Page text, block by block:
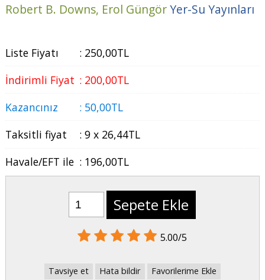
Robert B. Downs, Erol GüngörYer-Su Yayınları
Liste Fiyatı : 250,00TL
İndirimli Fiyat : 200,00TL
Kazancınız
: 50,00TL
Taksitli fiyat
: 9 x 26,44TL
Havale/EFT ile : 196,00TL
Sepete Ekle
5.00/5
Tavsiye et Hata bildir Favorilerime Ekle